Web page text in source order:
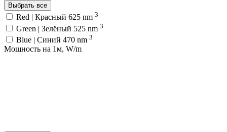
Выбрать все
Red | Красный 625 nm 3
Green | Зелёный 525 nm 3
Blue | Синий 470 nm 3
Мощность на 1м, W/m